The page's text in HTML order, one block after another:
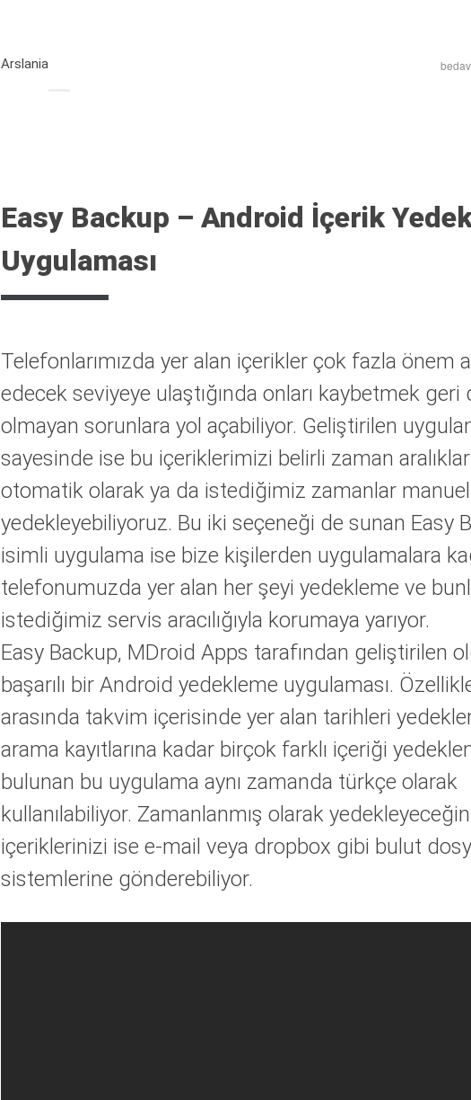
Arslania
Easy Backup – Android İçerik
Uygulaması
Telefonlarımızda yer alan içerikler çok fazla önem
edecek seviyeye ulaştığında onları kaybetmek geri
olmayan sorunlara yol açabiliyor. Geliştirilen
sayesinde ise bu içeriklerimizi belirli zaman
otomatik olarak ya da istediğimiz zamanlar
yedekleyebiliyoruz. Bu iki seçeneği de sunan Easy
isimli uygulama ise bize kişilerden uygulamalara
telefonumuzda yer alan her şeyi yedekleme ve
istediğimiz servis aracılığıyla korumaya yarıyor.
Easy Backup, MDroid Apps tarafından geliştirilen
başarılı bir Android yedekleme uygulaması.
arasında takvim içerisinde yer alan tarihleri
arama kayıtlarına kadar birçok farklı içeriği
bulunan bu uygulama aynı zamanda türkçe olarak
kullanılabiliyor. Zamanlanmış olarak
içeriklerinizi ise e-mail veya dropbox gibi bulut
sistemlerine gönderebiliyor.